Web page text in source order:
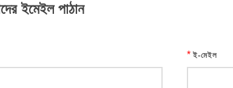
ইমেইল পাঠান
* ই-মেইল